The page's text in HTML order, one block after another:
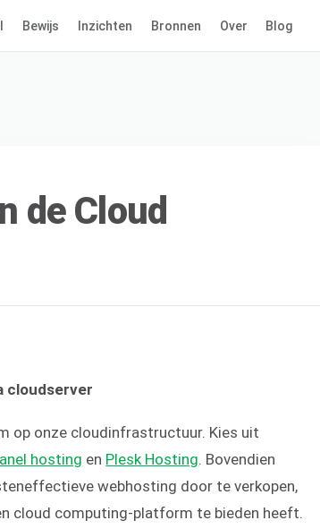
Bewijs Inzichten Bronnen Over Blog
de Cloud
cloudserver
op onze cloudinfrastructuur. Kies uit
hosting en Plesk Hosting . Bovendien
webhosting door te verkopen,
cloud computing-platform te bieden heeft.